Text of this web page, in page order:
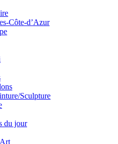
Côte-d’Azur
Sculpture
du jour